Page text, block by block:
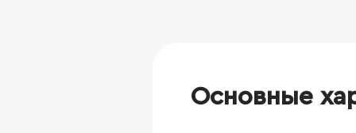
Основные